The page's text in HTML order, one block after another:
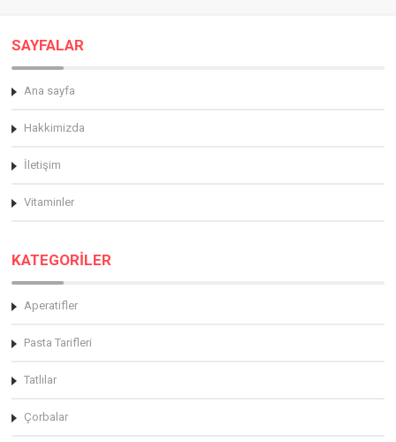
SAYFALAR
Ana sayfa
Hakkimizda
İletişim
Vitaminler
KATEGORİLER
Aperatifler
Pasta Tarifleri
Tatlılar
Çorbalar